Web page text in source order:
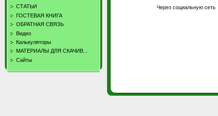
СТАТЬИ
ГОСТЕВАЯ КНИГА
ОБРАТНАЯ СВЯЗЬ
Видео
Калькуляторы
МАТЕРИАЛЫ ДЛЯ СКАЧИВ...
Сайты
Через социальную сеть